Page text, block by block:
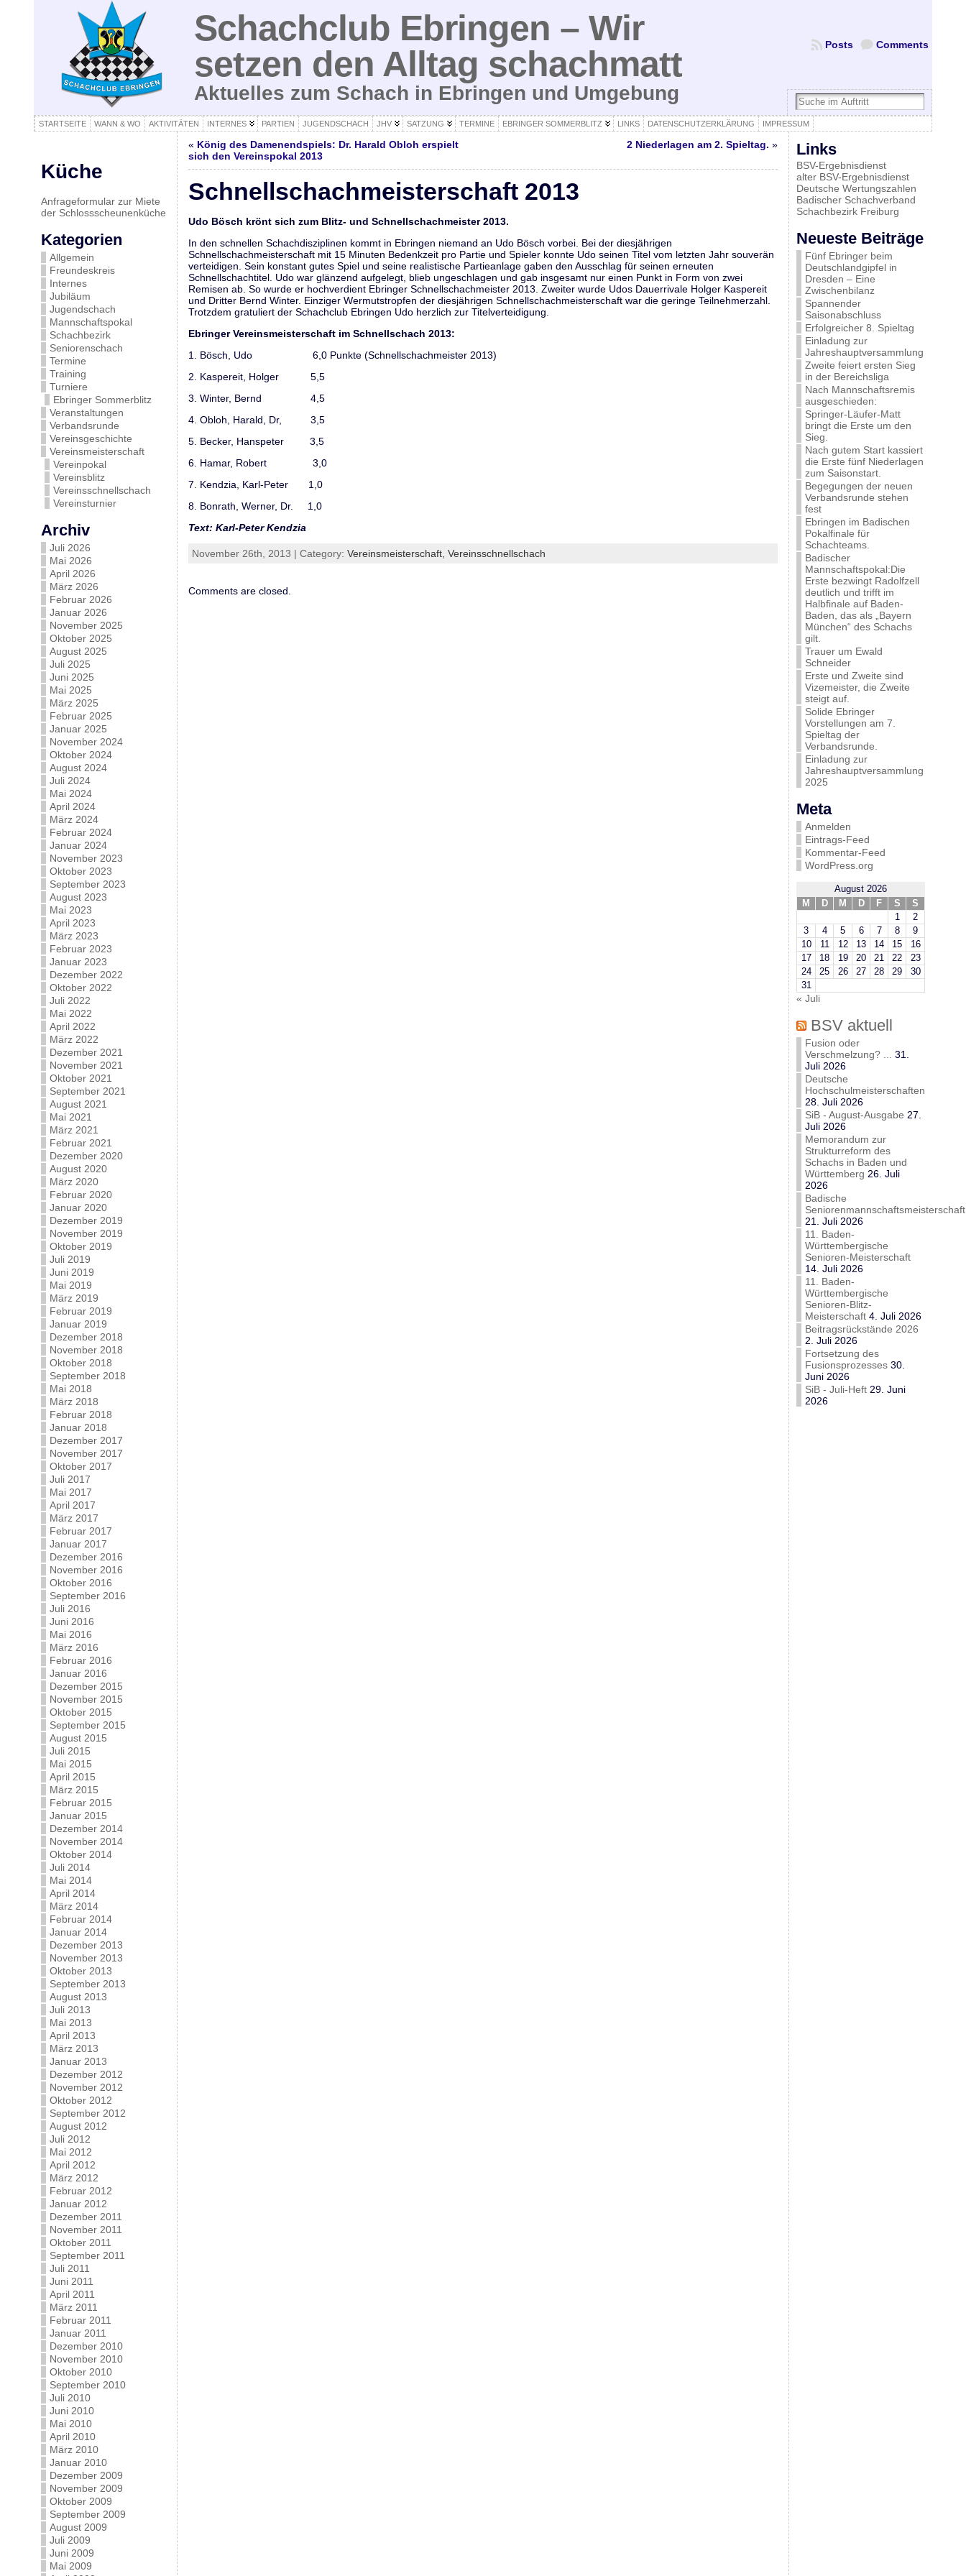
Schachclub Ebringen – Wir
setzen den Alltag schachmatt
Aktuelles zum Schach in Ebringen und Umgebung
Comments
Posts
STARTSEITE WANN & WO AKTIVITÄTEN INTERNES PARTIEN JUGENDSCHACH JHV SATZUNG TERMINE EBRINGER SOMMERBLITZ LINKS DATENSCHUTZERKLÄRUNG IMPRESSUM
Küche
Anfrageformular zur Miete
der Schlossscheunenküche
Kategorien
Allgemein
Freundeskreis
Internes
Jubiläum
Jugendschach
Mannschaftspokal
Schachbezirk
Seniorenschach
Termine
Training
Turniere
Ebringer Sommerblitz
Veranstaltungen
Verbandsrunde
Vereinsgeschichte
Vereinsmeisterschaft
Vereinpokal
Vereinsblitz
Vereinsschnellschach
Vereinsturnier
Archiv
Juli 2026
Mai 2026
April 2026
März 2026
Februar 2026
Januar 2026
November 2025
Oktober 2025
August 2025
Juli 2025
Juni 2025
Mai 2025
März 2025
Februar 2025
Januar 2025
November 2024
Oktober 2024
August 2024
Juli 2024
Mai 2024
April 2024
März 2024
Februar 2024
Januar 2024
November 2023
Oktober 2023
September 2023
August 2023
Mai 2023
April 2023
März 2023
Februar 2023
Januar 2023
Dezember 2022
Oktober 2022
Juli 2022
Mai 2022
April 2022
März 2022
Dezember 2021
November 2021
Oktober 2021
September 2021
August 2021
Mai 2021
März 2021
Februar 2021
Dezember 2020
August 2020
März 2020
Februar 2020
Januar 2020
Dezember 2019
November 2019
Oktober 2019
Juli 2019
Juni 2019
Mai 2019
März 2019
Februar 2019
Januar 2019
Dezember 2018
November 2018
Oktober 2018
September 2018
Mai 2018
März 2018
Februar 2018
Januar 2018
Dezember 2017
November 2017
Oktober 2017
Juli 2017
Mai 2017
April 2017
März 2017
Februar 2017
Januar 2017
Dezember 2016
November 2016
Oktober 2016
September 2016
Juli 2016
Juni 2016
Mai 2016
März 2016
Februar 2016
Januar 2016
Dezember 2015
November 2015
Oktober 2015
September 2015
August 2015
Juli 2015
Mai 2015
April 2015
März 2015
Februar 2015
Januar 2015
Dezember 2014
November 2014
Oktober 2014
Juli 2014
Mai 2014
April 2014
März 2014
Februar 2014
Januar 2014
Dezember 2013
November 2013
Oktober 2013
September 2013
August 2013
Juli 2013
Mai 2013
April 2013
März 2013
Januar 2013
Dezember 2012
November 2012
Oktober 2012
September 2012
August 2012
Juli 2012
Mai 2012
April 2012
März 2012
Februar 2012
Januar 2012
Dezember 2011
November 2011
Oktober 2011
September 2011
Juli 2011
Juni 2011
April 2011
März 2011
Februar 2011
Januar 2011
Dezember 2010
November 2010
Oktober 2010
September 2010
Juli 2010
Juni 2010
Mai 2010
April 2010
März 2010
Januar 2010
Dezember 2009
November 2009
Oktober 2009
September 2009
August 2009
Juli 2009
Juni 2009
Mai 2009
« König des Damenendspiels: Dr. Harald Obloh erspielt
sich den Vereinspokal 2013
2 Niederlagen am 2. Spieltag. »
Schnellschachmeisterschaft 2013
Udo Bösch krönt sich zum Blitz- und Schnellschachmeister 2013.
In den schnellen Schachdisziplinen kommt in Ebringen niemand an Udo Bösch vorbei. Bei der diesjährigen
Schnellschachmeisterschaft mit 15 Minuten Bedenkzeit pro Partie und Spieler konnte Udo seinen Titel vom letzten Jahr souverän
verteidigen. Sein konstant gutes Spiel und seine realistische Partieanlage gaben den Ausschlag für seinen erneuten
Schnellschachtitel. Udo war glänzend aufgelegt, blieb ungeschlagen und gab insgesamt nur einen Punkt in Form von zwei
Remisen ab. So wurde er hochverdient Ebringer Schnellschachmeister 2013. Zweiter wurde Udos Dauerrivale Holger Kaspereit
und Dritter Bernd Winter. Einziger Wermutstropfen der diesjährigen Schnellschachmeisterschaft war die geringe Teilnehmerzahl.
Trotzdem gratuliert der Schachclub Ebringen Udo herzlich zur Titelverteidigung.
Ebringer Vereinsmeisterschaft im Schnellschach 2013:
1. Bösch, Udo 6,0 Punkte (Schnellschachmeister 2013)
2. Kaspereit, Holger 5,5
3. Winter, Bernd 4,5
4. Obloh, Harald, Dr, 3,5
5. Becker, Hanspeter 3,5
6. Hamar, Robert 3,0
7. Kendzia, Karl-Peter 1,0
8. Bonrath, Werner, Dr. 1,0
Text: Karl-Peter Kendzia
November 26th, 2013 | Category: Vereinsmeisterschaft, Vereinsschnellschach
Comments are closed.
Links
BSV-Ergebnisdienst
alter BSV-Ergebnisdienst
Deutsche Wertungszahlen
Badischer Schachverband
Schachbezirk Freiburg
Neueste Beiträge
Fünf Ebringer beim
Deutschlandgipfel in
Dresden – Eine
Zwischenbilanz
Spannender
Saisonabschluss
Erfolgreicher 8. Spieltag
Einladung zur
Jahreshauptversammlung
Zweite feiert ersten Sieg
in der Bereichsliga
Nach Mannschaftsremis
ausgeschieden:
Springer-Läufer-Matt
bringt die Erste um den
Sieg.
Nach gutem Start kassiert
die Erste fünf Niederlagen
zum Saisonstart.
Begegungen der neuen
Verbandsrunde stehen
fest
Ebringen im Badischen
Pokalfinale für
Schachteams.
Badischer
Mannschaftspokal:Die
Erste bezwingt Radolfzell
deutlich und trifft im
Halbfinale auf Baden-
Baden, das als „Bayern
München“ des Schachs
gilt.
Trauer um Ewald
Schneider
Erste und Zweite sind
Vizemeister, die Zweite
steigt auf.
Solide Ebringer
Vorstellungen am 7.
Spieltag der
Verbandsrunde.
Einladung zur
Jahreshauptversammlung
2025
Meta
Anmelden
Eintrags-Feed
Kommentar-Feed
WordPress.org
August 2026
M
D M D F S
S
1
2
3
4 5 6 7 8
9
10
11 12 13 14 15
16
17
18 19 20 21 22
23
24
25 26 27 28 29
30
31
« Juli
BSV aktuell
Fusion oder
Verschmelzung? ...
31.
Juli 2026
Deutsche
Hochschulmeisterschaften
28. Juli 2026
SiB - August-Ausgabe 27.
Juli 2026
Memorandum zur
Strukturreform des
Schachs in Baden und
Württemberg 26. Juli
2026
Badische
Seniorenmannschaftsmeisterschaft
21. Juli 2026
11. Baden-
Württembergische
Senioren-Meisterschaft
14. Juli 2026
11. Baden-
Württembergische
Senioren-Blitz-
Meisterschaft 4. Juli 2026
Beitragsrückstände 2026
2. Juli 2026
Fortsetzung des
Fusionsprozesses 30.
Juni 2026
SiB - Juli-Heft 29. Juni
2026